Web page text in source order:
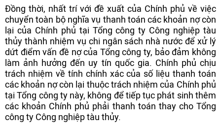
Đồng thời, nhất trí với đề xuất của Chính phủ về việc
chuyển toàn bộ nghĩa vụ thanh toán các khoản nợ còn
lại của Chính phủ tại Tổng công ty Công nghiệp tàu
thủy thành nhiệm vụ chi ngân sách nhà nước để xử lý
dứt điểm vấn đề nợ của Tổng công ty, bảo đảm không
làm ảnh hưởng đến uy tín quốc gia. Chính phủ chịu
trách nhiệm về tính chính xác của số liệu thanh toán
các khoản nợ còn lại thuộc trách nhiệm của Chính phủ
tại Tổng công ty này, không để tiếp tục phát sinh thêm
các khoản Chính phủ phải thanh toán thay cho Tổng
công ty Công nghiệp tàu thủy.